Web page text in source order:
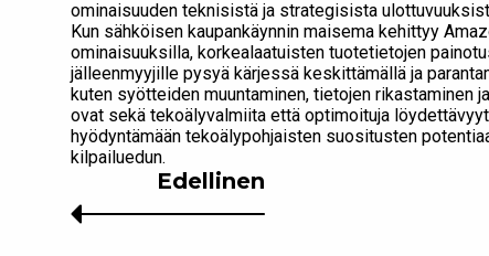
ominaisuuden teknisistä ja strategisista
Kun sähköisen kaupankäynnin maisema kehittyy
ominaisuuksilla, korkealaatuisten tuotetietojen
jälleenmyyjille pysyä kärjessä keskittämällä ja
kuten syötteiden muuntaminen, tietojen rikastaminen
ovat sekä tekoälyvalmiita että optimoituja
hyödyntämään tekoälypohjaisten suositusten
kilpailuedun.
Edellinen